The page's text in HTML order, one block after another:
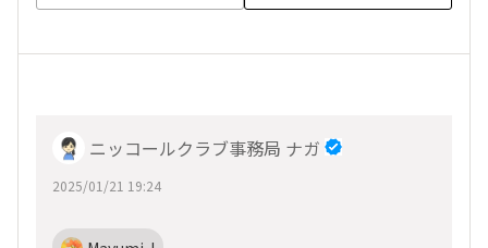
ニッコールクラブ事務局 ナガ
2025/01/21 19:24